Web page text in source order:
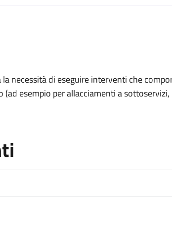
necessità di eseguire interventi che
esempio per allacciamenti a sottoservizi,